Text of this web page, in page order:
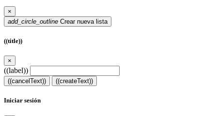
×
add_circle_outline Crear nueva lista
((title))
×
((label))
((cancelText)) ((createText))
Iniciar sesión